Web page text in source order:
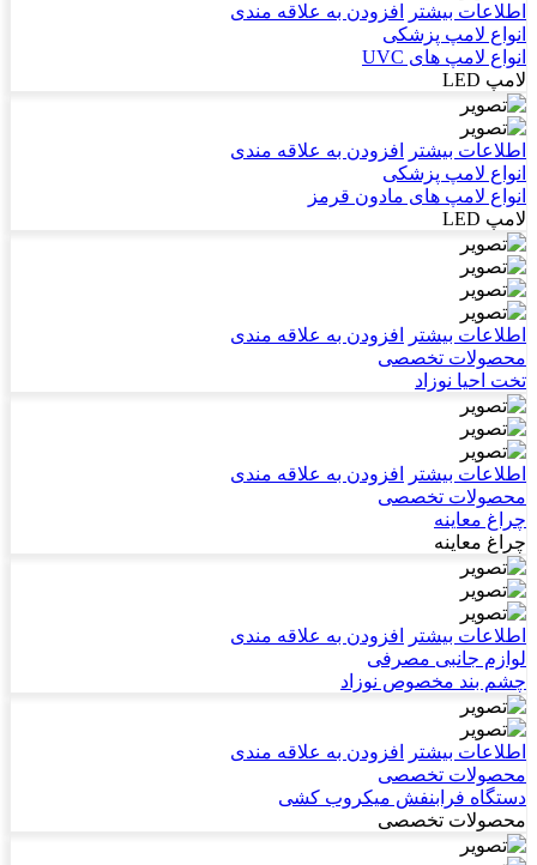
اطلاعات بیشتر
افزودن به علاقه مندی
انواع لامپ پزشکی
انواع لامپ های UVC
لامپ LED
اطلاعات بیشتر
افزودن به علاقه مندی
انواع لامپ پزشکی
انواع لامپ های مادون قرمز
لامپ LED
اطلاعات بیشتر
افزودن به علاقه مندی
محصولات تخصصی
تخت احیا نوزاد
اطلاعات بیشتر
افزودن به علاقه مندی
محصولات تخصصی
چراغ معاینه
چراغ معاینه
اطلاعات بیشتر
افزودن به علاقه مندی
لوازم جانبی مصرفی
چشم بند مخصوص نوزاد
اطلاعات بیشتر
افزودن به علاقه مندی
محصولات تخصصی
دستگاه فرابنفش میکروب کشی
محصولات تخصصی